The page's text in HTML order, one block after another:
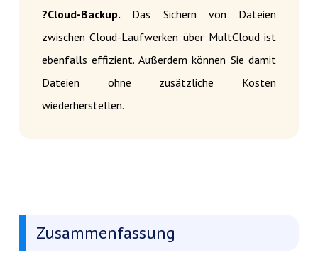
?Cloud-Backup. Das Sichern von Dateien
zwischen Cloud-Laufwerken über MultCloud ist
ebenfalls effizient. Außerdem können Sie damit
Dateien ohne zusätzliche Kosten
wiederherstellen.
Zusammenfassung